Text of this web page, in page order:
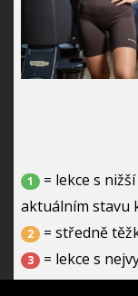
1
= lekce s
aktuálním stavu
2 = středně
3 = lekce s